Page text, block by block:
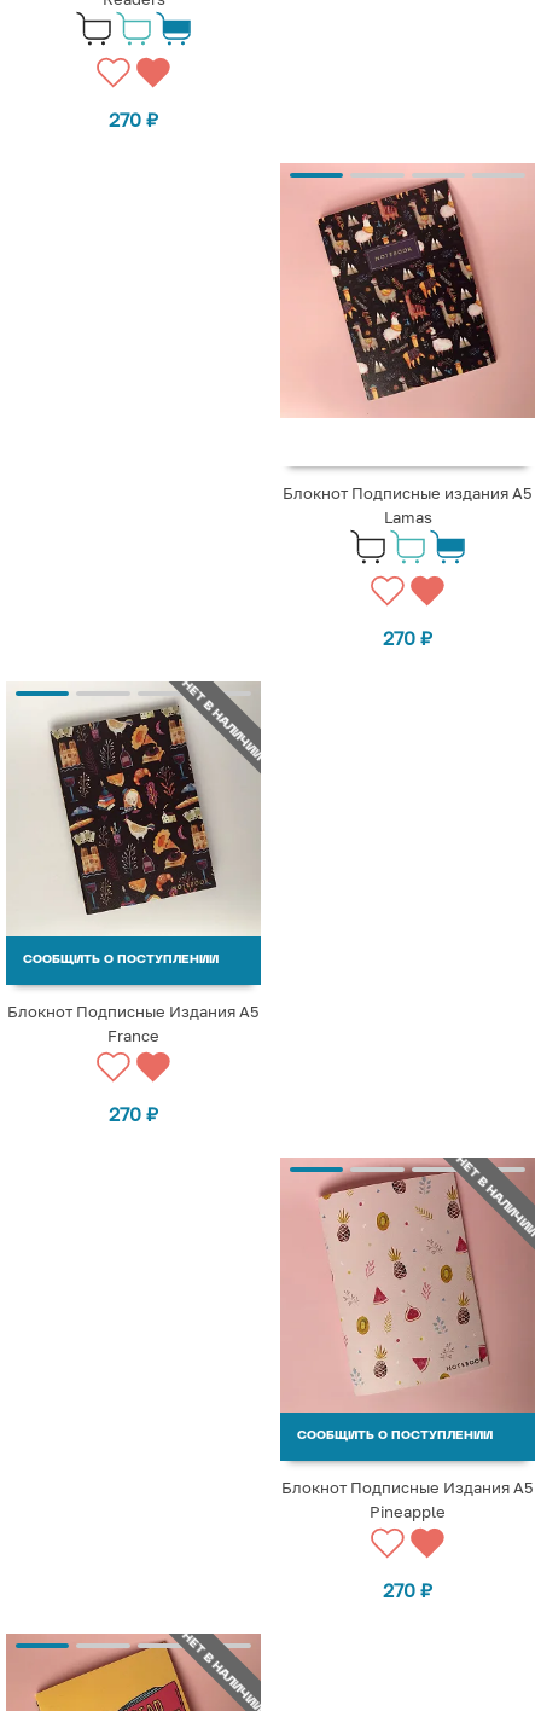
270 ₽
Блокнот Подписные издания A5
Lamas
270 ₽
НЕТ В НАЛИЧИИ
СООБЩИТЬ О ПОСТУПЛЕНИИ
Блокнот Подписные Издания А5
France
270 ₽
НЕТ В НАЛИЧИИ
СООБЩИТЬ О ПОСТУПЛЕНИИ
Блокнот Подписные Издания А5
Pineapple
270 ₽
НЕТ В НАЛИЧИИ